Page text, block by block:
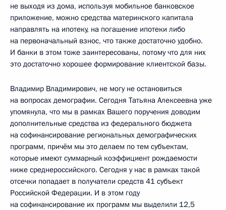
не выходя из дома, используя мобильное банковское
приложение, можно средства материнского капитала
направлять на ипотеку, на погашение ипотеки либо
на первоначальный взнос, что также достаточно удобно.
И банки в этом тоже заинтересованы, потому что для них
это достаточно хорошее формирование клиентской базы.
Владимир Владимирович, не могу не остановиться
на вопросах демографии. Сегодня Татьяна Алексеевна уже
упомянула, что мы в рамках Вашего поручения доводим
дополнительные средства из федерального бюджета
на софинансирование региональных демографических
программ, причём мы это делаем по тем субъектам,
которые имеют суммарный коэффициент рождаемости
ниже среднероссийского. Сегодня у нас в рамках такой
отсечки попадает в получатели средств 41 субъект
Российской Федерации. И в этом году
на софинансирование их программ мы выделили 12,5